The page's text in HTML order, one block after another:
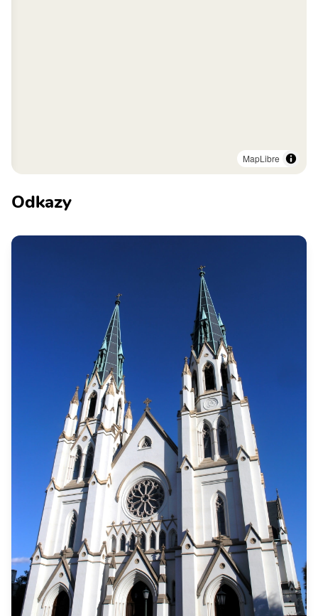
MapLibre
Odkazy